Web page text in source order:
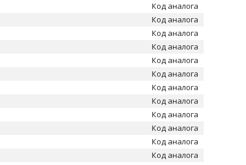
Код аналога
Код аналога
Код аналога
Код аналога
Код аналога
Код аналога
Код аналога
Код аналога
Код аналога
Код аналога
Код аналога
Код аналога